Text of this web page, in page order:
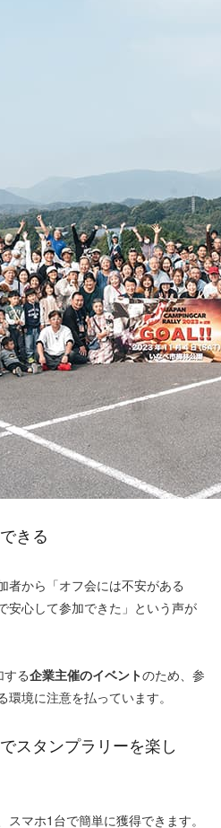
きる
者から「オフ会には不安がある
安心して参加できた」という声が
る企業主催のイベントのため、参
境に注意を払っています。
スタンプラリーを楽し
マホ1台で簡単に獲得できます。